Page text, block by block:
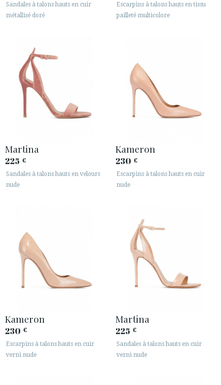
Sandales à talons hauts en cuir
métallisé doré
Escarpins à talons hauts en tissu
pailleté multicolore
Martina
225 €
Sandales à talons hauts en velours
nude
Kameron
230 €
Escarpins à talons hauts en cuir
nude
Kameron
230 €
Escarpins à talons hauts en cuir
verni nude
Martina
225 €
Sandales à talons hauts en cuir
verni nude